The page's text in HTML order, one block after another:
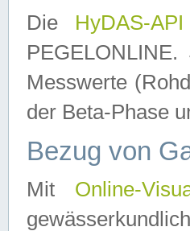
Die HyDAS-API
Messwerte
der Beta-Phase
Bezug von
Mit Online-